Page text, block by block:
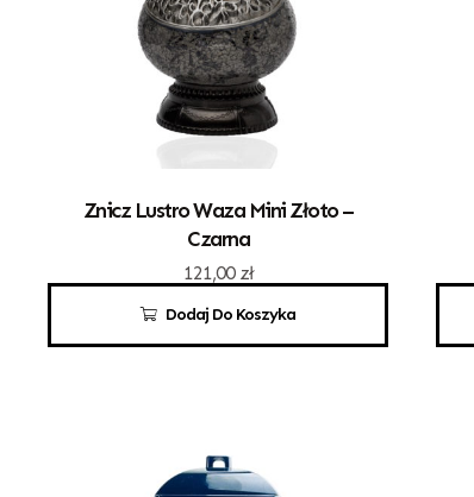
Dodaj Do Koszyka
Znicz Lustro Waza Mini Złoto –
Czarna
121,00 zł